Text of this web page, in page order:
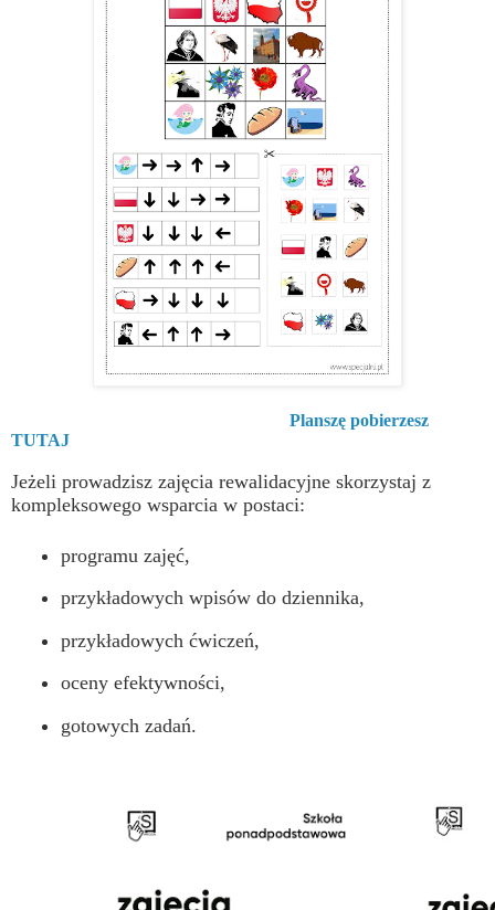
Planszę pobierzesz
TUTAJ
Jeżeli prowadzisz zajęcia rewalidacyjne skorzystaj z
kompleksowego wsparcia w postaci:
programu zajęć,
przykładowych wpisów do dziennika,
przykładowych ćwiczeń,
oceny efektywności,
gotowych zadań.